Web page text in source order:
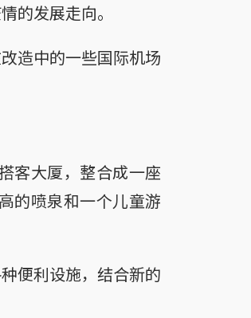
的发展走向。
造中的一些国际机场
客大厦，整合成一座
的喷泉和一个儿童游
便利设施，结合新的